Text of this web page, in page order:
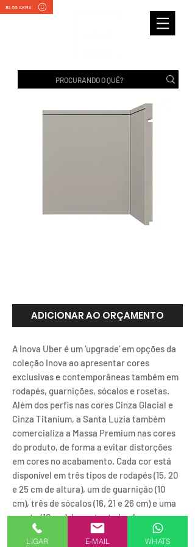
BLOG AKMX
ADICIONAR AO ORÇAMENTO
A Inova Uber é um ‘upgrade’ em opções da
coleção Inova ao apresentar cores
exclusivas e contemporâneas também em
rodapés, guarnições, sócalos e rosetas.
Além dos perfis nas cores Cinza Glacial e
Cinza Titanium, a Santa Luzia também
comercializa a Massa Premium nas cores
do produto, de forma a evitar distorções
em cores no acabamento. Cada cor está
disponível em três tipos de rodapés (15, 20
e 25 cm de altura), um de guarnição (10
cm), três de sócalos (16, 21 e 26 cm) e uma
roseta (10 cm). Importante lembrar que,
neste tipo de perfil, não é recomendado a
LIGAR E-MAIL WHATS